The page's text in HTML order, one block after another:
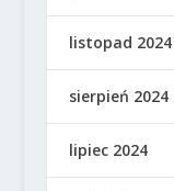
listopad 2024
sierpień 2024
lipiec 2024